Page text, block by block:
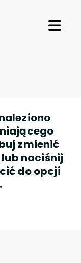
zmienić
naciśnij
do opcji